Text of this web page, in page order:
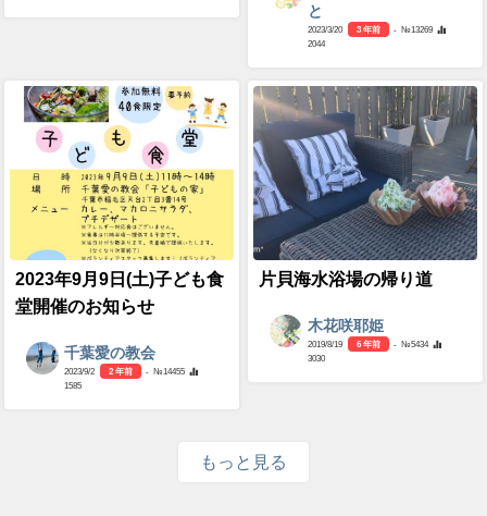
と
2023/3/20 3 年前
- №13269
2044
2023年9月9日(土)子ども食
堂開催のお知らせ
千葉愛の教会
2023/9/2 2 年前
- №14455
1585
片貝海水浴場の帰り道
木花咲耶姫
2019/8/19 6 年前
- №5434
3030
もっと見る